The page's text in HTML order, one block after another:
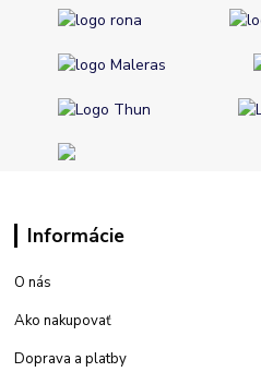
Informácie
O nás
Ako nakupovať
Doprava a platby